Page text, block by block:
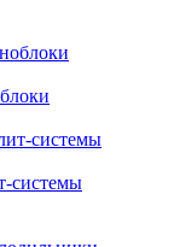
системы